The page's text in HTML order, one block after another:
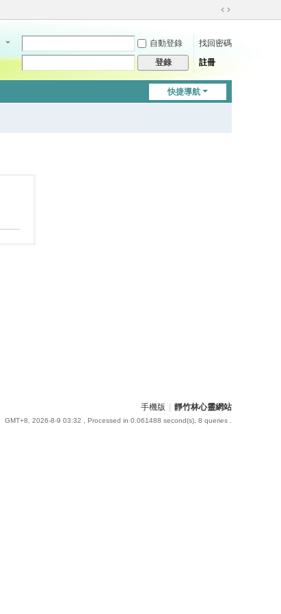
切
到
自動登錄
找回密碼
登錄 註冊
快捷導航
手機版 靜竹林心靈網站
GMT+8, 2026-8-9 03:32 , Processed in 0.061488 second(s), 8 queries .